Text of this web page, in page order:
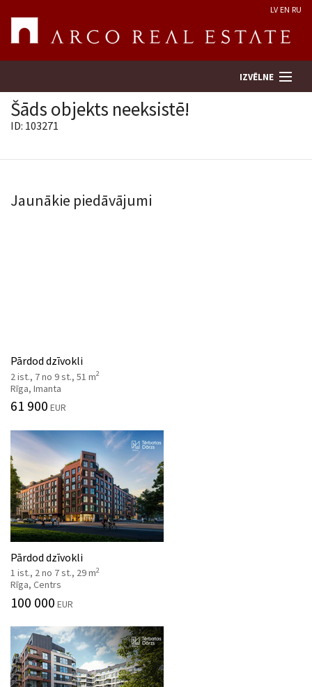
LV EN RU
IZVĒLNE
Uzņēmums
Šāds objekts neeksistē!
ID: 103271
Jaunākie piedāvājumi
Pārdod dzīvokli
2 ist., 7 no 9 st., 51 m2
Rīga, Imanta
61 900 EUR
Pārdod dzīvokli
1 ist., 2 no 7 st., 29 m2
Rīga, Centrs
100 000 EUR